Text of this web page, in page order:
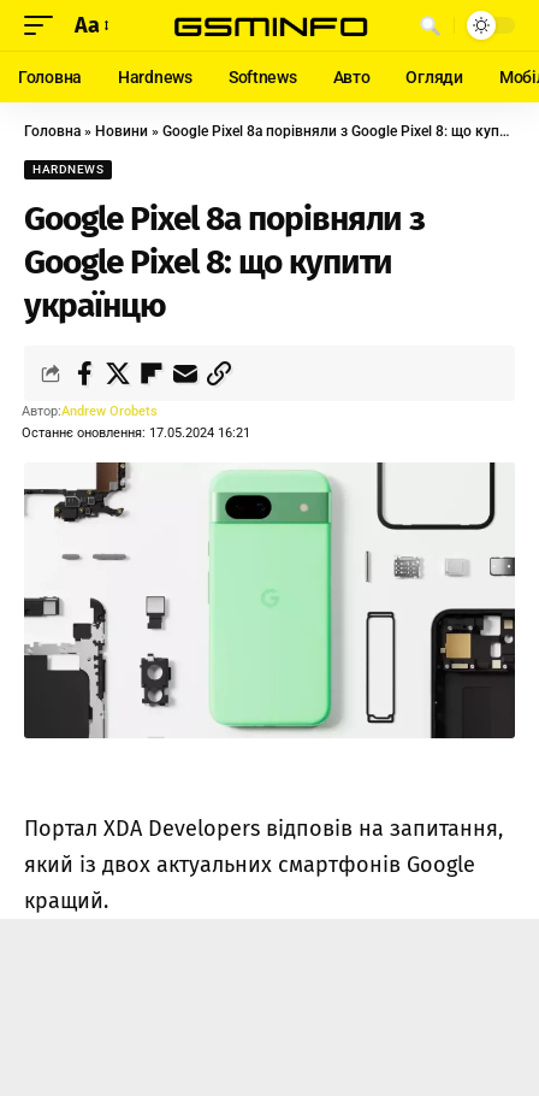
Aa
Головна Hardnews Softnews Авто Огляди
Головна » Новини » Google Pixel 8a порівняли з Google Pixel 8: що купити українцю
HARDNEWS
Google Pixel 8a порівняли з
Google Pixel 8: що купити
українцю
Останнє оновлення: 17.05.2024 16:21
Автор:Andrew Orobets
Портал XDA Developers відповів на запитання,
який із двох актуальних смартфонів Google
кращий.